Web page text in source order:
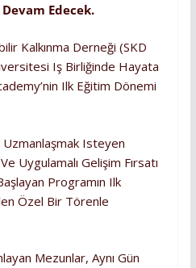
Edecek.
Kalkınma Derneği (SKD
Iş Birliğinde Hayata
Ilk Eğitim Dönemi
Uzmanlaşmak Isteyen
Uygulamalı Gelişim Fırsatı
Programın Ilk
Özel Bir Törenle
Mezunlar, Aynı Gün